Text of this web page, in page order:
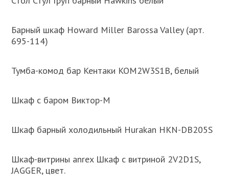
Барный шкаф Howard Miller Barossa Valley (арт.
695-114)
Тумба-комод бар Кентаки KOM2W3S1B, белый
Шкаф с баром Виктор-М
Шкаф барный холодильный Hurakan HKN-DB205S
Шкаф-витрины anrex Шкаф с витриной 2V2D1S,
JAGGER, цвет.